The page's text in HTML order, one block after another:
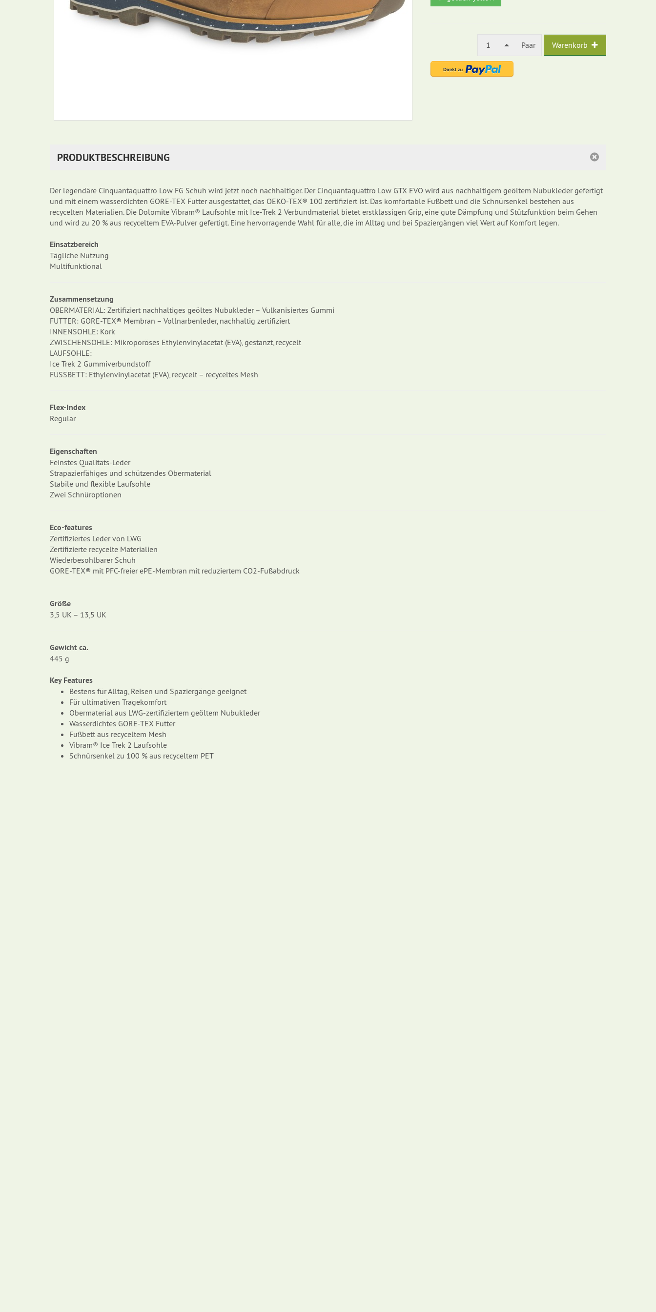
1 Paar Warenkorb
PRODUKTBESCHREIBUNG
Der legendäre Cinquantaquattro Low FG Schuh wird jetzt noch nachhaltiger. Der Cinquantaquattro Low GTX EVO wird aus nachhaltigem geöltem Nubukleder gefertigt
und mit einem wasserdichten GORE-TEX Futter ausgestattet, das OEKO-TEX® 100 zertifiziert ist. Das komfortable Fußbett und die Schnürsenkel bestehen aus
recycelten Materialien. Die Dolomite Vibram® Laufsohle mit Ice-Trek 2 Verbundmaterial bietet erstklassigen Grip, eine gute Dämpfung und Stützfunktion beim Gehen
und wird zu 20 % aus recyceltem EVA-Pulver gefertigt. Eine hervorragende Wahl für alle, die im Alltag und bei Spaziergängen viel Wert auf Komfort legen.
Einsatzbereich
Tägliche Nutzung
Multifunktional
Zusammensetzung
OBERMATERIAL: Zertifiziert nachhaltiges geöltes Nubukleder – Vulkanisiertes Gummi
FUTTER: GORE-TEX® Membran – Vollnarbenleder, nachhaltig zertifiziert
INNENSOHLE: Kork
ZWISCHENSOHLE: Mikroporöses Ethylenvinylacetat (EVA), gestanzt, recycelt
LAUFSOHLE:
Ice Trek 2 Gummiverbundstoff
FUSSBETT: Ethylenvinylacetat (EVA), recycelt – recyceltes Mesh
Flex-Index
Regular
Eigenschaften
Feinstes Qualitäts-Leder
Strapazierfähiges und schützendes Obermaterial
Stabile und flexible Laufsohle
Zwei Schnüroptionen
Eco-features
Zertifiziertes Leder von LWG
Zertifizierte recycelte Materialien
Wiederbesohlbarer Schuh
GORE-TEX® mit PFC-freier ePE-Membran mit reduziertem CO2-Fußabdruck
Größe
3,5 UK – 13,5 UK
Gewicht ca.
445 g
Key Features
Bestens für Alltag, Reisen und Spaziergänge geeignet
Für ultimativen Tragekomfort
Obermaterial aus LWG-zertifiziertem geöltem Nubukleder
Wasserdichtes GORE-TEX Futter
Fußbett aus recyceltem Mesh
Vibram® Ice Trek 2 Laufsohle
Schnürsenkel zu 100 % aus recyceltem PET